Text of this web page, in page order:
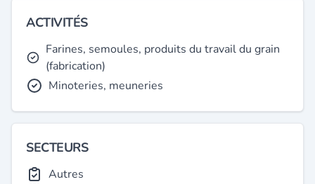
ACTIVITÉS
Farines, semoules, produits du travail du grain
(fabrication)
Minoteries, meuneries
SECTEURS
Autres